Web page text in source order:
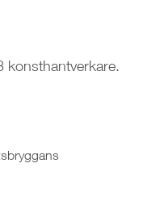
konsthantverkare.